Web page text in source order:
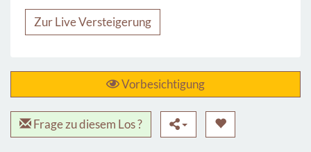
Zur Live Versteigerung
Vorbesichtigung
Frage zu diesem Los ?